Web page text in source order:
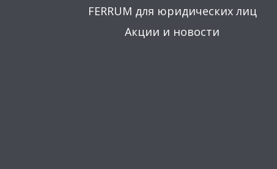
FERRUM для юридических лиц
Акции и новости